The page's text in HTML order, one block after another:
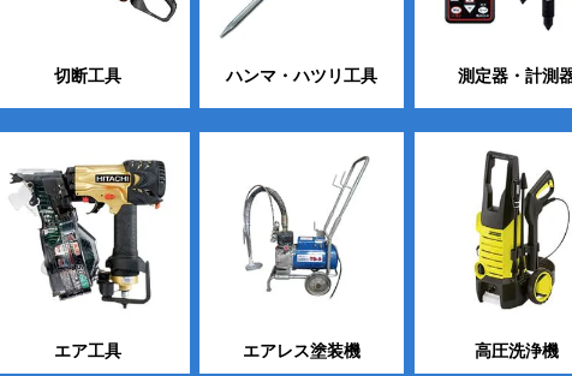
切断工具 ハンマ・ハツリ工具 測定器・計測
エア工具 エアレス塗装機 高圧洗浄機